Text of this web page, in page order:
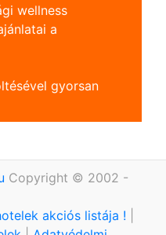
wellness
a
gyorsan
Copyright © 2002 -
akciós listája !